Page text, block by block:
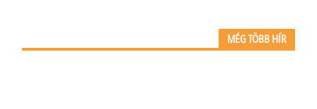
MÉG TÖBB HÍR